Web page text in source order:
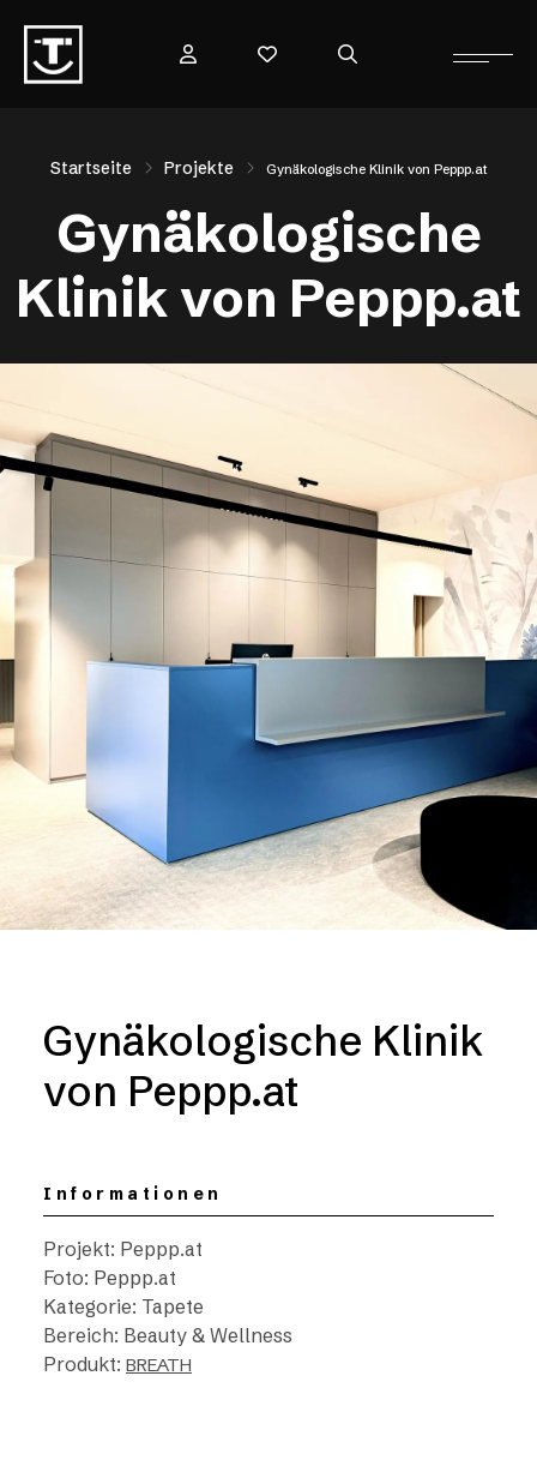
Startseite Projekte Gynäkologische Klinik von Peppp.at
Gynäkologische
Klinik von Peppp.at
Gynäkologische Klinik
von Peppp.at
Informationen
Projekt: Peppp.at
Foto: Peppp.at
Kategorie: Tapete
Bereich: Beauty & Wellness
Produkt: BREATH